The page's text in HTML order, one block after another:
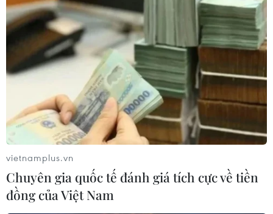
#Quản lý thị trường #hàng lậu
#bình ổn thị trường
#người tiêu dùng
#COVID-19 #khẩu trang
Theo dõi VietnamPlus
TIN LIÊN QUAN
vietnamplus.vn
Chuyên gia quốc tế đánh giá tích cực về tiền
đồng của Việt Nam